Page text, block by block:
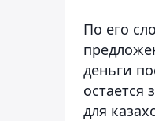
По его
деньги
остается
для